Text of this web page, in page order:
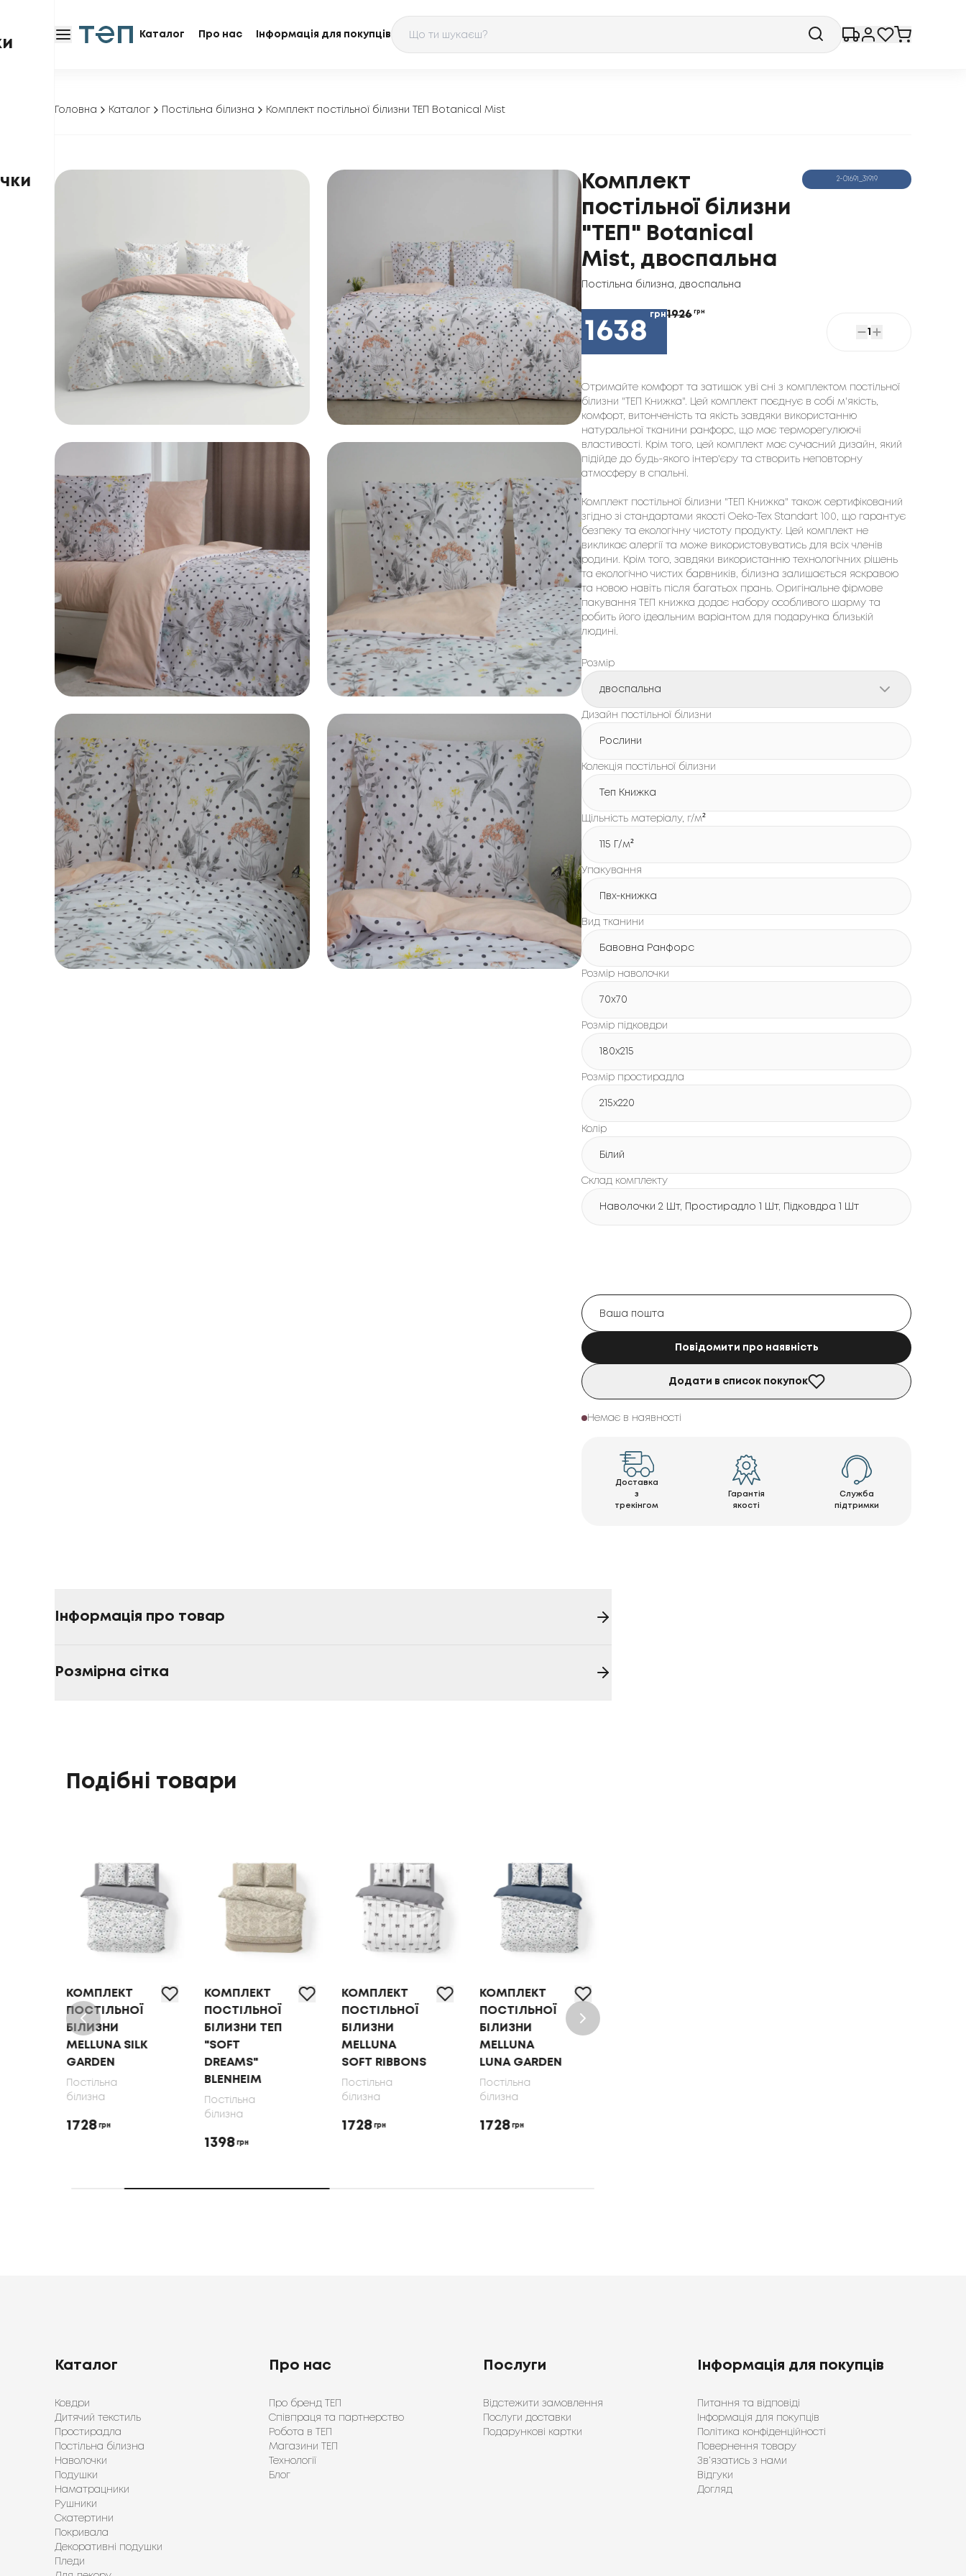
Каталог Про нас Інформація для покупців
Головна Каталог Постільна білизна Комплект постільної білизни ТЕП Botanical Mist
Комплект
постільної білизни
"ТЕП" Botanical
Mist, двоспальна
Постільна білизна двоспальна
2-01691_31919
1638
грн1926 грн
1
Отримайте комфорт та затишок уві сні з комплектом постільної
білизни "ТЕП Книжка". Цей комплект поєднує в собі м'якість,
комфорт, витонченість та якість завдяки використанню
натуральної тканини ранфорс, що має терморегулюючі
властивості. Крім того, цей комплект має сучасний дизайн, який
підійде до будь-якого інтер'єру та створить неповторну
атмосферу в спальні.
Комплект постільної білизни "ТЕП Книжка" також сертифікований
згідно зі стандартами якості Oeko-Tex Standart 100, що гарантує
безпеку та екологічну чистоту продукту. Цей комплект не
викликає алергії та може використовуватись для всіх членів
родини. Крім того, завдяки використанню технологічних рішень
та екологічно чистих барвників, білизна залишається яскравою
та новою навіть після багатьох прань. Оригінальне фірмове
пакування ТЕП книжка додає набору особливого шарму та
робить його ідеальним варіантом для подарунка близькій
людині.
Розмір
двоспальна
Дизайн постільної білизни
Рослини
Колекція постільної білизни
Теп Книжка
Щільність матеріалу, г/м²
115 Г/м²
Упакування
Пвх-книжка
Вид тканини
Бавовна Ранфорс
Розмір наволочки
70x70
Розмір підковдри
180х215
Розмір простирадла
215х220
Колір
Білий
Склад комплекту
Наволочки 2 Шт, Простирадло 1 Шт, Підковдра 1 Шт
Повідомити про наявність
Додати в список покупок
Немає в наявності
Доставка
з
трекінгом
Гарантія
якості
Служба
підтримки
Інформація про товар
Розмірна сітка
Подібні товари
КОМПЛЕКТ
ПОСТІЛЬНОЇ
БІЛИЗНИ
MELLUNA SILK
GARDEN
Постільна
білизна
1728 грн
КОМПЛЕКТ
ПОСТІЛЬНОЇ
БІЛИЗНИ ТЕП
"SOFT
DREAMS"
BLENHEIM
Постільна
білизна
1398 грн
КОМПЛЕКТ
ПОСТІЛЬНОЇ
БІЛИЗНИ
MELLUNA
SOFT RIBBONS
Постільна
білизна
1728 грн
КОМПЛЕКТ
ПОСТІЛЬНОЇ
БІЛИЗНИ
MELLUNA
LUNA GARDEN
Постільна
білизна
1728 грн
Каталог
Ковдри
Дитячий текстиль
Простирадла
Постільна білизна
Наволочки
Подушки
Наматрацники
Рушники
Скатертини
Покривала
Декоративні подушки
Пледи
Про нас
Про бренд ТЕП
Співпраця та партнерство
Робота в ТЕП
Магазини ТЕП
Технології
Блог
Послуги
Відстежити замовлення
Послуги доставки
Подарункові картки
Інформація для покупців
Питання та відповіді
Інформація для покупців
Політика конфіденційності
Повернення товару
Зв’язатись з нами
Відгуки
Догляд